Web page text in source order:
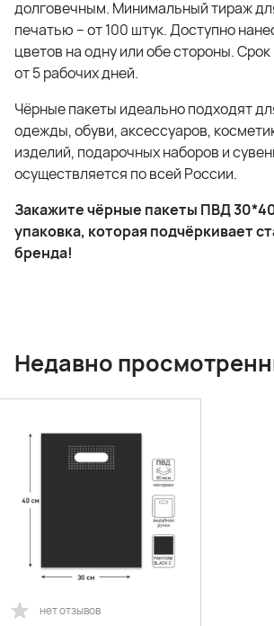
долговечным. Минимальный тираж
печатью – от 100 штук. Доступно
цветов на одну или обе стороны. Срок
от 5 рабочих дней.
Чёрные пакеты идеально подходят
одежды, обуви, аксессуаров,
изделий, подарочных наборов и
осуществляется по всей России.
Закажите чёрные пакеты ПВД
упаковка, которая подчёркивает
бренда!
Недавно
нет отзывов